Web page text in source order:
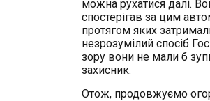
можна рухатися далі.
спостерігав за цим
протягом яких
незрозумілий спосіб
зору вони не мали б
захисник.
Отож, продовжуємо